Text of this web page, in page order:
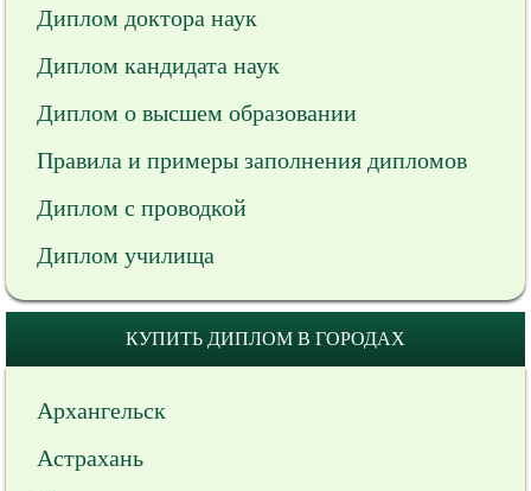
Диплом доктора наук
Диплом кандидата наук
Диплом о высшем образовании
Правила и примеры заполнения дипломов
Диплом с проводкой
Диплом училища
КУПИТЬ ДИПЛОМ В ГОРОДАХ
Архангельск
Астрахань